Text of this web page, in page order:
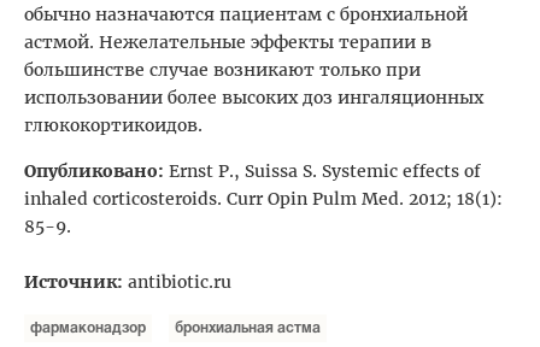
обычно назначаются пациентам с бронхиальной
астмой. Нежелательные эффекты терапии в
большинстве случае возникают только при
использовании более высоких доз ингаляционных
глюкокортикоидов.
Опубликовано: Ernst P., Suissa S. Systemic effects of
inhaled corticosteroids. Curr Opin Pulm Med. 2012; 18(1):
85-9.
Источник: antibiotic.ru
фармаконадзор бронхиальная астма